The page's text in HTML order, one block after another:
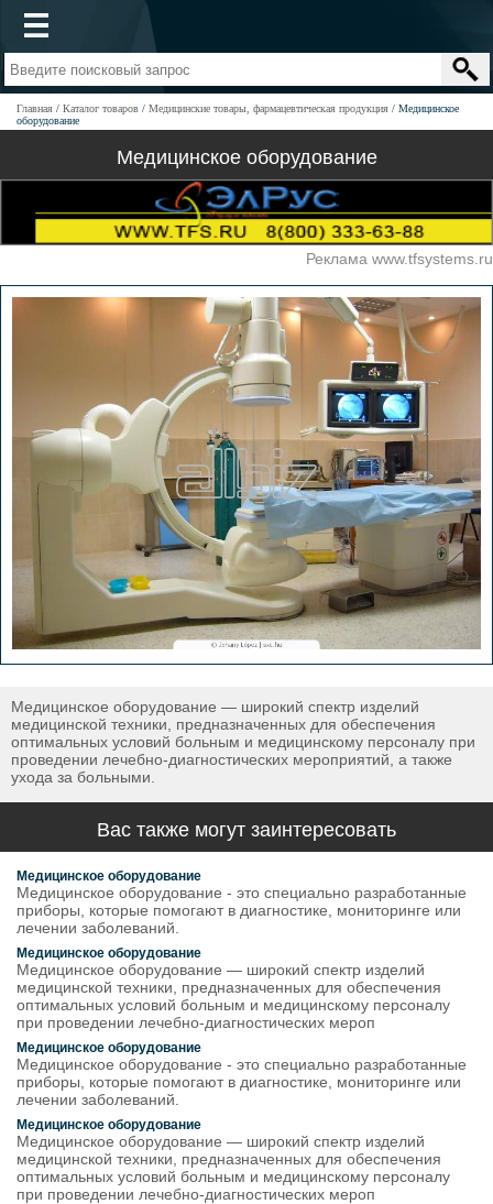
Главная Каталог товаров Медицинские товары, фармацевтическая продукция
Медицинское
оборудование
Медицинское оборудование
Реклама www.tfsystems.ru
Медицинское оборудование — широкий спектр изделий
медицинской техники, предназначенных для обеспечения
оптимальных условий больным и медицинскому персоналу при
проведении лечебно-диагностических мероприятий, а также
ухода за больными.
Вас также могут заинтересовать
Медицинское оборудование
Медицинское оборудование - это специально разработанные
приборы, которые помогают в диагностике, мониторинге или
лечении заболеваний.
Медицинское оборудование
Медицинское оборудование — широкий спектр изделий
медицинской техники, предназначенных для обеспечения
оптимальных условий больным и медицинскому персоналу
при проведении лечебно-диагностических мероп
Медицинское оборудование
Медицинское оборудование - это специально разработанные
приборы, которые помогают в диагностике, мониторинге или
лечении заболеваний.
Медицинское оборудование
Медицинское оборудование — широкий спектр изделий
медицинской техники, предназначенных для обеспечения
оптимальных условий больным и медицинскому персоналу
при проведении лечебно-диагностических мероп